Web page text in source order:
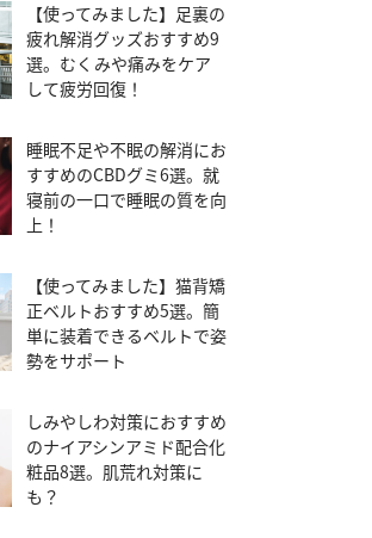
【使ってみました】足裏の
疲れ解消グッズおすすめ9
選。むくみや痛みをケア
して疲労回復！
睡眠不足や不眠の解消にお
すすめのCBDグミ6選。就
寝前の一口で睡眠の質を向
上！
【使ってみました】猫背矯
正ベルトおすすめ5選。簡
単に装着できるベルトで姿
勢をサポート
しみやしわ対策におすすめ
のナイアシンアミド配合化
粧品8選。肌荒れ対策に
も？